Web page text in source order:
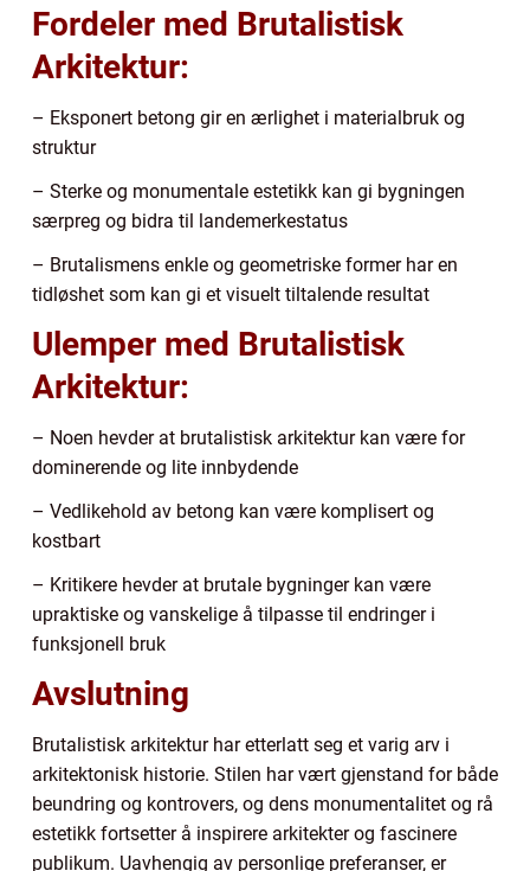
Fordeler med Brutalistisk
Arkitektur:
– Eksponert betong gir en ærlighet i materialbruk og
struktur
– Sterke og monumentale estetikk kan gi bygningen
særpreg og bidra til landemerkestatus
– Brutalismens enkle og geometriske former har en
tidløshet som kan gi et visuelt tiltalende resultat
Ulemper med Brutalistisk
Arkitektur:
– Noen hevder at brutalistisk arkitektur kan være for
dominerende og lite innbydende
– Vedlikehold av betong kan være komplisert og
kostbart
– Kritikere hevder at brutale bygninger kan være
upraktiske og vanskelige å tilpasse til endringer i
funksjonell bruk
Avslutning
Brutalistisk arkitektur har etterlatt seg et varig arv i
arkitektonisk historie. Stilen har vært gjenstand for både
beundring og kontrovers, og dens monumentalitet og rå
estetikk fortsetter å inspirere arkitekter og fascinere
publikum. Uavhengig av personlige preferanser, er